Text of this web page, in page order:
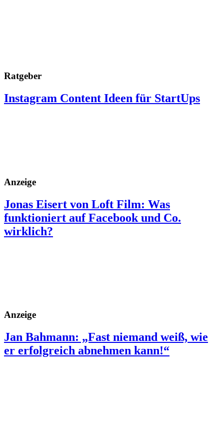
Ratgeber
Instagram Content Ideen für StartUps
Anzeige
Jonas Eisert von Loft Film: Was
funktioniert auf Facebook und Co.
wirklich?
Anzeige
Jan Bahmann: „Fast niemand weiß, wie
er erfolgreich abnehmen kann!“